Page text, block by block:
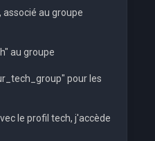
au groupe
au groupe
pour les
le profil tech, j'accède